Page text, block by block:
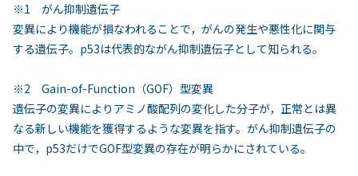
※1 がん抑制遺伝子
変異により機能が損なわれることで，がんの発生や悪性化に関与
する遺伝子。p53は代表的ながん抑制遺伝子として知られる。
※2 Gain-of-Function（GOF）型変異
遺伝子の変異によりアミノ酸配列の変化した分子が，正常とは異
なる新しい機能を獲得するような変異を指す。がん抑制遺伝子の
中で，p53だけでGOF型変異の存在が明らかにされている。